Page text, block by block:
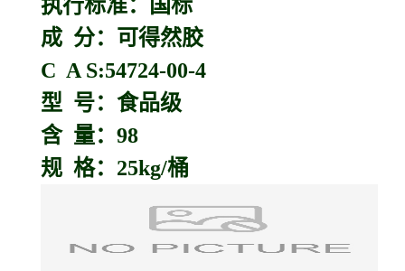
执行标准：国标
成 分：可得然胶
C A S:54724-00-4
型 号：食品级
含 量：98
规 格：25kg/桶